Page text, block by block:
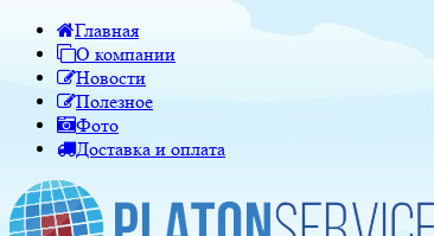
Главная
О компании
Новости
Полезное
Фото
Доставка и оплата